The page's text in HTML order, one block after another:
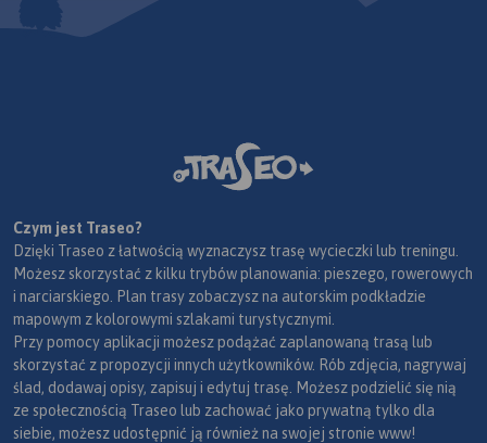
Czym jest Traseo?
Dzięki Traseo z łatwością wyznaczysz trasę wycieczki lub treningu.
Możesz skorzystać z kilku trybów planowania: pieszego, rowerowych
i narciarskiego. Plan trasy zobaczysz na autorskim podkładzie
mapowym z kolorowymi szlakami turystycznymi.
Przy pomocy aplikacji możesz podążać zaplanowaną trasą lub
skorzystać z propozycji innych użytkowników. Rób zdjęcia, nagrywaj
ślad, dodawaj opisy, zapisuj i edytuj trasę. Możesz podzielić się nią
ze społecznością Traseo lub zachować jako prywatną tylko dla
siebie, możesz udostępnić ją również na swojej stronie www!